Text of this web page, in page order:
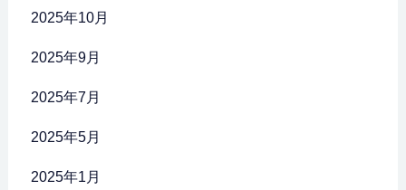
2025年10月
2025年9月
2025年7月
2025年5月
2025年1月